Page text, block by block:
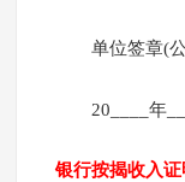
单位签章(
20____年
银行按揭收入证